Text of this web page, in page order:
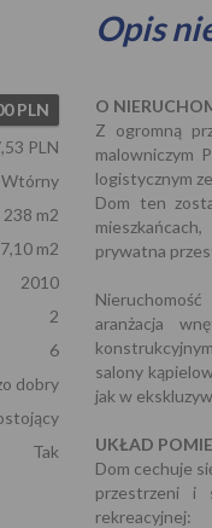
PLN
PLN
Wtórny
238 m2
m2
2010
2
6
dobry
Tak
Opis
O
Z ogromną
malowniczym
logistycznym
Dom ten
prywatna
aranżacja
salony
jak w
UKŁAD
Dom cechuje
przestrzeni i
rekreacyjnej: